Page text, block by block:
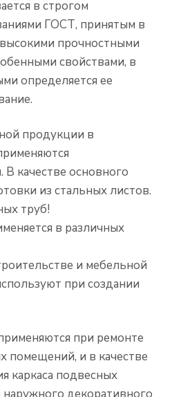
в строгом
ГОСТ, принятым в
прочностными
свойствами, в
определяется ее
продукции в
В качестве основного
из стальных листов.
труб!
в различных
и мебельной
при создании
при ремонте
и в качестве
каркаса подвесных